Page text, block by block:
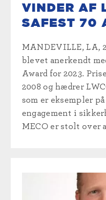
VINDER AF
SAFEST 70
MANDEVILLE, LA,
blevet anerkendt
Award for 2023.
2008 og hædrer
som er eksempler
engagement i
MECO er stolt over